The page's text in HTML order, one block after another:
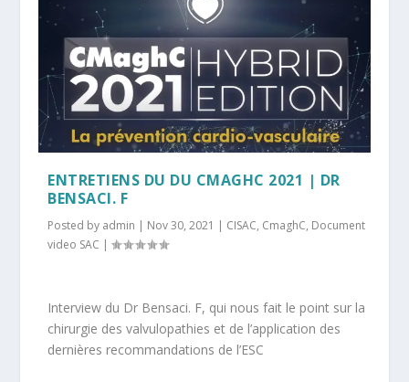
ENTRETIENS DU DU CMAGHC 2021 | DR
BENSACI. F
Posted by admin | Nov 30, 2021 | CISAC, CmaghC, Document
video SAC |
Interview du Dr Bensaci. F, qui nous fait le point sur la
chirurgie des valvulopathies et de l’application des
dernières recommandations de l’ESC